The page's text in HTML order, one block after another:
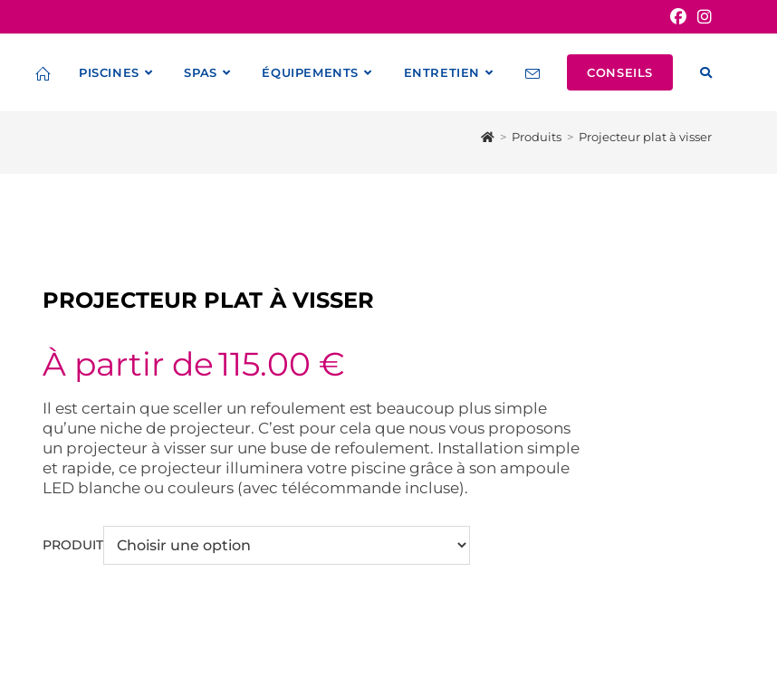
PISCINES SPAS ÉQUIPEMENTS ENTRETIEN CONSEILS
> Produits > Projecteur plat à visser
PROJECTEUR PLAT À VISSER
À partir de115.00 €
Il est certain que sceller un refoulement est beaucoup plus simple
qu’une niche de projecteur. C’est pour cela que nous vous proposons
un projecteur à visser sur une buse de refoulement. Installation simple
et rapide, ce projecteur illuminera votre piscine grâce à son ampoule
LED blanche ou couleurs (avec télécommande incluse).
PRODUIT